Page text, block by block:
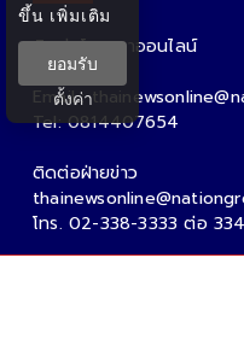
ติดต่อโฆษณาออนไลน์
คุณอ้อ
Email :
Tel: 0814407654
ติดต่อฝ่ายข่าว
โทร. 02-338-3333 ต่อ
ขึ้น เพิ่มเติม
ยอมรับ
ตั้งค่า